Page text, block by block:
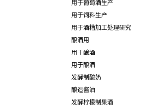
用于葡萄酒生产
用于饲料生产
用于酒糟加工处理研究
酿酒用
用于酿酒
用于酿酒
发酵制酸奶
酿造酱油
发酵柠檬制果酒